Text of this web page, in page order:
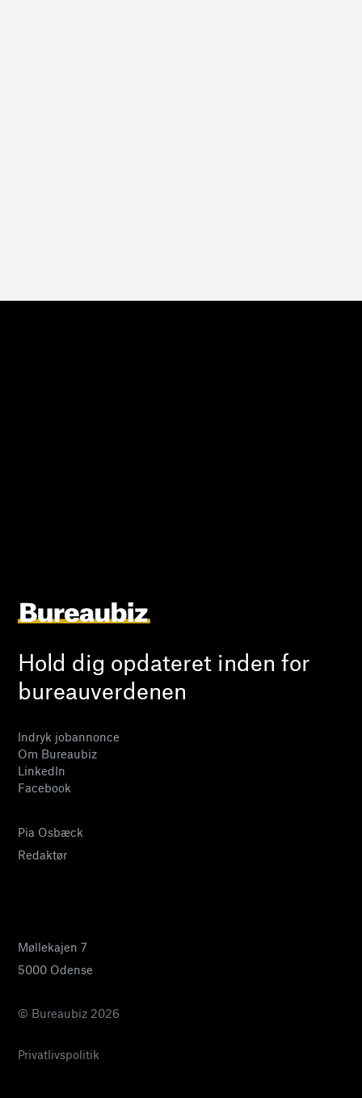
Hold dig opdateret inden for
bureauverdenen
Indryk jobannonce
Om Bureaubiz
LinkedIn
Facebook
Pia Osbæck
Redaktør
Møllekajen 7
5000 Odense
© Bureaubiz 2026
Privatlivspolitik